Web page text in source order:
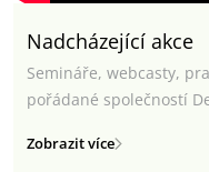
Nadcházející akce
Semináře, webcasty,
pořádané společností
Zobrazit více